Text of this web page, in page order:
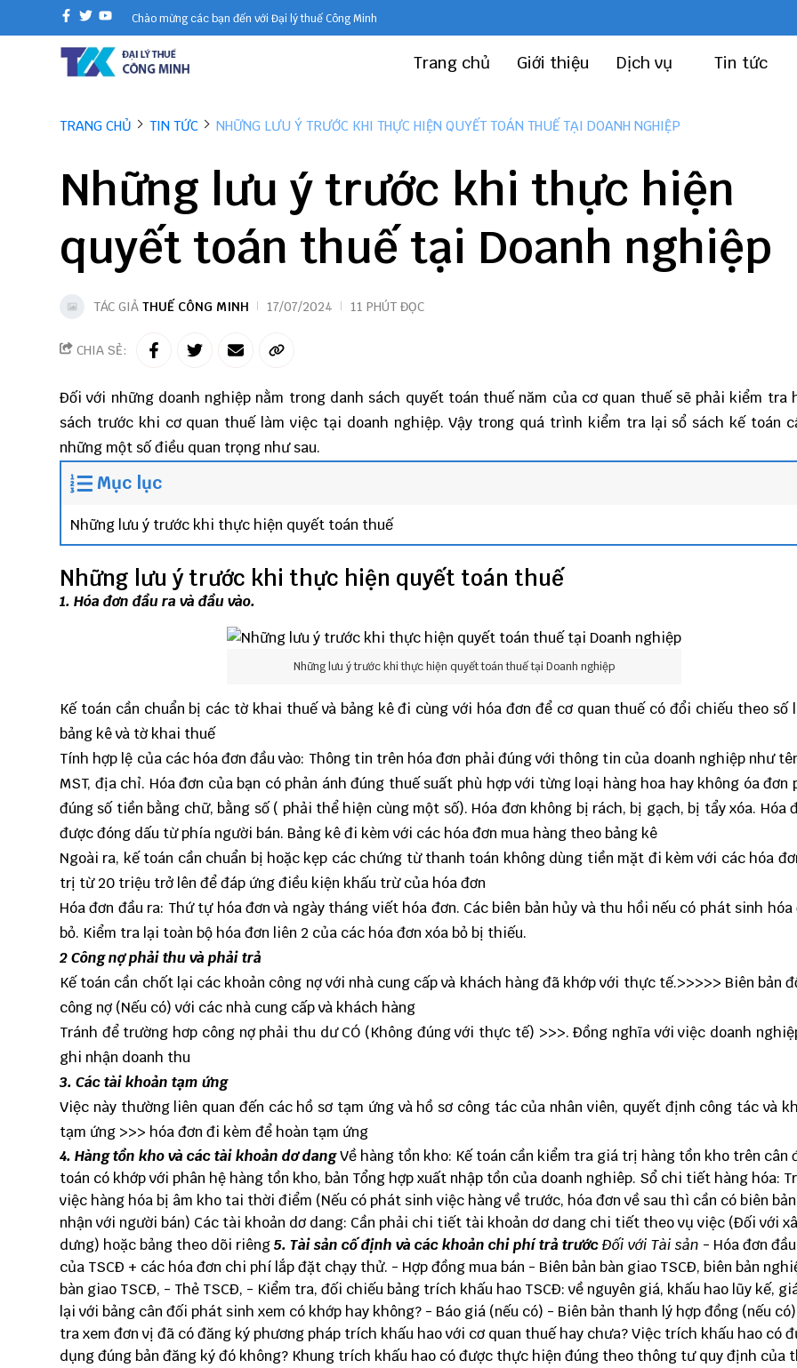
Chào mừng các bạn đến với Đại lý thuế Công Minh
Trang chủ Giới thiệu Dịch vụ Tin tức
TRANG CHỦ TIN TỨC NHỮNG LƯU Ý TRƯỚC KHI THỰC HIỆN QUYẾT TOÁN THUẾ TẠI DOANH NGHIỆP
Những lưu ý trước khi thực hiện
quyết toán thuế tại Doanh nghiệp
TÁC GIẢ THUẾ CÔNG MINH 17/07/2024 11 PHÚT ĐỌC
CHIA SẺ:
Đối với những doanh nghiệp nằm trong danh sách quyết toán thuế năm của cơ quan thuế sẽ phải kiểm tra
sách trước khi cơ quan thuế làm việc tại doanh nghiệp. Vậy trong quá trình kiểm tra lại sổ sách kế toán
những một số điều quan trọng như sau.
Mục lục
Những lưu ý trước khi thực hiện quyết toán thuế
Những lưu ý trước khi thực hiện quyết toán thuế
1. Hóa đơn đầu ra và đầu vào.
Những lưu ý trước khi thực hiện quyết toán thuế tại Doanh nghiệp
Kế toán cần chuẩn bị các tờ khai thuế và bảng kê đi cùng với hóa đơn để cơ quan thuế có đổi chiếu theo số
bảng kê và tờ khai thuế
Tính hợp lệ của các hóa đơn đầu vào: Thông tin trên hóa đơn phải đúng với thông tin của doanh nghiệp như
MST, địa chỉ. Hóa đơn của bạn có phản ánh đúng thuế suất phù hợp với từng loại hàng hoa hay không óa đơn
đúng số tiền bằng chữ, bằng số ( phải thể hiện cùng một số). Hóa đơn không bị rách, bị gạch, bị tẩy xóa. Hóa
được đóng dấu từ phía người bán. Bảng kê đi kèm với các hóa đơn mua hàng theo bảng kê
Ngoài ra, kế toán cần chuẩn bị hoặc kẹp các chứng từ thanh toán không dùng tiền mặt đi kèm với các hóa
trị từ 20 triệu trở lên để đáp ứng điều kiện khấu trừ của hóa đơn
Hóa đơn đầu ra: Thứ tự hóa đơn và ngày tháng viết hóa đơn. Các biên bản hủy và thu hồi nếu có phát sinh hóa
bỏ. Kiểm tra lại toàn bộ hóa đơn liên 2 của các hóa đơn xóa bỏ bị thiếu.
2 Công nợ phải thu và phải trả
Kế toán cần chốt lại các khoản công nợ với nhà cung cấp và khách hàng đã khớp với thực tế.>>>>> Biên bản
công nợ (Nếu có) với các nhà cung cấp và khách hàng
Tránh để trường hơp công nợ phải thu dư CÓ (Không đúng với thực tế) >>>. Đồng nghĩa với việc doanh
ghi nhận doanh thu
3. Các tài khoản tạm ứng
Việc này thường liên quan đến các hồ sơ tạm ứng và hồ sơ công tác của nhân viên, quyết định công tác và
tạm ứng >>> hóa đơn đi kèm để hoàn tạm ứng
4. Hàng tồn kho và các tài khoản dơ dangVề hàng tồn kho: Kế toán cần kiểm tra giá trị hàng tồn kho trên cân
toán có khớp với phân hệ hàng tồn kho, bản Tổng hợp xuất nhập tồn của doanh nghiêp. Sổ chi tiết hàng hóa:
việc hàng hóa bị âm kho tai thời điểm (Nếu có phát sinh việc hàng về trước, hóa đơn về sau thì cần có biên
nhận với người bán) Các tài khoản dơ dang: Cần phải chi tiết tài khoản dơ dang chi tiết theo vụ việc (Đối với
dưng) hoặc bảng theo dõi riêng5. Tài sản cố định và các khoản chi phí trả trướcĐối với Tài sản - Hóa đơn
của TSCĐ + các hóa đơn chi phí lắp đặt chạy thử. - Hợp đồng mua bán - Biên bản bàn giao TSCĐ, biên bản
bàn giao TSCĐ, - Thẻ TSCĐ, - Kiểm tra, đối chiếu bảng trích khấu hao TSCĐ: về nguyên giá, khấu hao lũy kế,
lại với bảng cân đối phát sinh xem có khớp hay không? - Báo giá (nếu có) - Biên bản thanh lý hợp đồng (nếu
tra xem đơn vị đã có đăng ký phương pháp trích khấu hao với cơ quan thuế hay chưa? Việc trích khấu hao có
dụng đúng bản đăng ký đó không? Khung trích khấu hao có được thực hiện đúng theo thông tư quy định của